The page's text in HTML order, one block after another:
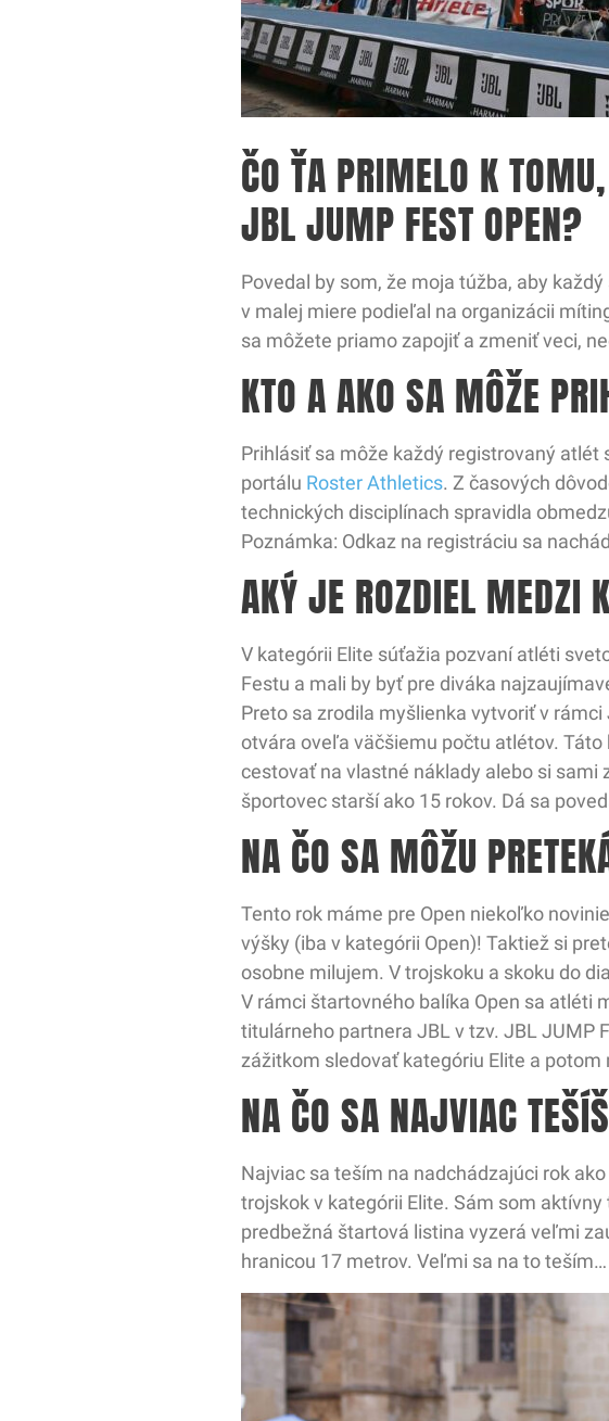
ČO ŤA PRIMELO K
JBL JUMP FEST OPEN?
Povedal by som, že moja túžba, aby
v malej miere podieľal na organizácii
sa môžete priamo zapojiť a zmeniť veci,
KTO A AKO SA MÔŽE
Prihlásiť sa môže každý registrovaný
portálu Roster Athletics. Z časových
technických disciplínach spravidla
Poznámka: Odkaz na registráciu sa
AKÝ JE ROZDIEL MEDZI
V kategórii Elite súťažia pozvaní atléti
Festu a mali by byť pre diváka
Preto sa zrodila myšlienka vytvoriť v
otvára oveľa väčšiemu počtu atlétov.
cestovať na vlastné náklady alebo si
športovec starší ako 15 rokov. Dá sa
NA ČO SA MÔŽU
Tento rok máme pre Open niekoľko
výšky (iba v kategórii Open)! Taktiež si
osobne milujem. V trojskoku a skoku do
V rámci štartovného balíka Open sa atléti
titulárneho partnera JBL v tzv. JBL JUMP
zážitkom sledovať kategóriu Elite a
NA ČO SA NAJVIAC
Najviac sa teším na nadchádzajúci rok
trojskok v kategórii Elite. Sám som
predbežná štartová listina vyzerá veľmi
hranicou 17 metrov. Veľmi sa na to teším…